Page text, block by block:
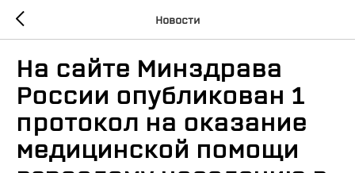
Новости
На сайте Минздрава
России опубликован 1
протокол на оказание
медицинской помощи